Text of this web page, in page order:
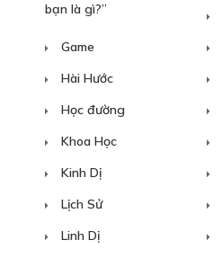
bạn là gì?”
Game
Hài Hước
Học đường
Khoa Học
Kinh Dị
Lịch Sử
Linh Dị